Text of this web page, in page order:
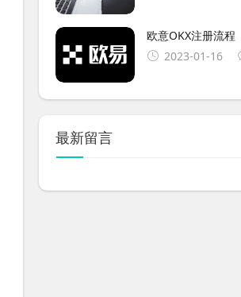
欧意OKX注册流程
2023-01-16
最新留言